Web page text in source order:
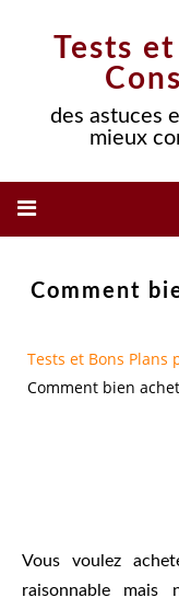
Tests
des astuces
mieux
Comment
Tests et Bons Plans
Comment bien
Vous voulez
raisonnable mais